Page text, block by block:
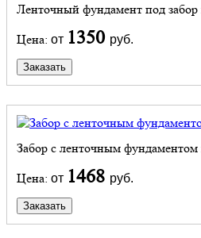
Ленточный фундамент под забор
Цена: от 1350 руб.
Заказать
Забор с ленточным фундаментом
Цена: от 1468 руб.
Заказать